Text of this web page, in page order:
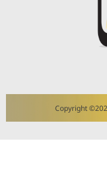
Copyright